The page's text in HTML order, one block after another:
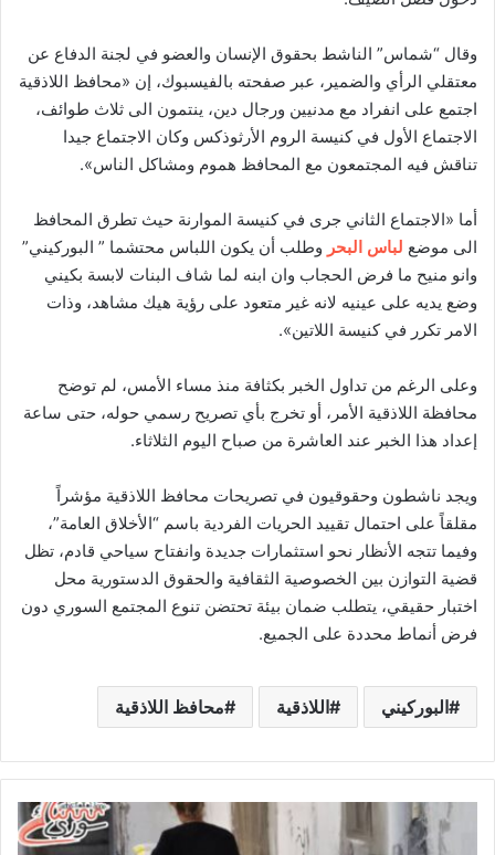
وقال “شماس” الناشط بحقوق الإنسان والعضو في لجنة الدفاع عن
معتقلي الرأي والضمير، عبر صفحته بالفيسبوك، إن «محافظ اللاذقية
اجتمع على انفراد مع مدنيين ورجال دين، ينتمون الى ثلاث طوائف،
الاجتماع الأول في كنيسة الروم الأرثوذكس وكان الاجتماع جيدا
تناقش فيه المجتمعون مع المحافظ هموم ومشاكل الناس».
أما «الاجتماع الثاني جرى في كنيسة الموارنة حيث تطرق المحافظ
الى موضع لباس البحر وطلب أن يكون اللباس محتشما ” البوركيني”
وانو منيح ما فرض الحجاب وان ابنه لما شاف البنات لابسة بكيني
وضع يديه على عينيه لانه غير متعود على رؤية هيك مشاهد، وذات
الامر تكرر في كنيسة اللاتين».
وعلى الرغم من تداول الخبر بكثافة منذ مساء الأمس، لم توضح
محافظة اللاذقية الأمر، أو تخرج بأي تصريح رسمي حوله، حتى ساعة
إعداد هذا الخبر عند العاشرة من صباح اليوم الثلاثاء.
ويجد ناشطون وحقوقيون في تصريحات محافظ اللاذقية مؤشراً
مقلقاً على احتمال تقييد الحريات الفردية باسم “الأخلاق العامة”،
وفيما تتجه الأنظار نحو استثمارات جديدة وانفتاح سياحي قادم، تظل
قضية التوازن بين الخصوصية الثقافية والحقوق الدستورية محل
اختبار حقيقي، يتطلب ضمان بيئة تحتضن تنوع المجتمع السوري دون
فرض أنماط محددة على الجميع.
البوركيني اللاذقية محافظ اللاذقية